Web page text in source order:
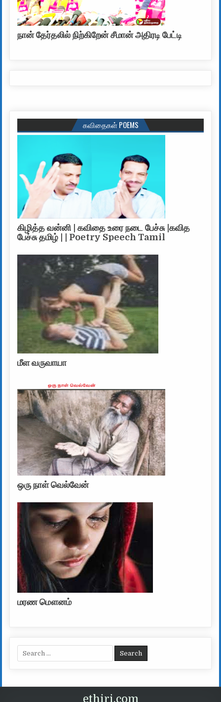
நான் தேர்தலில் நிற்கிறேன் சீமான் அதிரடி பேட்டி
கவிதைகள் POEMS
கிழித்த வன்னி | கவிதை உரை நடை பேச்சு |கவித
பேச்சு தமிழ் | | Poetry Speech Tamil
மீள வருவாயா
ஒரு நாள் வெல்வேன்
மரண மௌனம்
Search for:
ethiri.com